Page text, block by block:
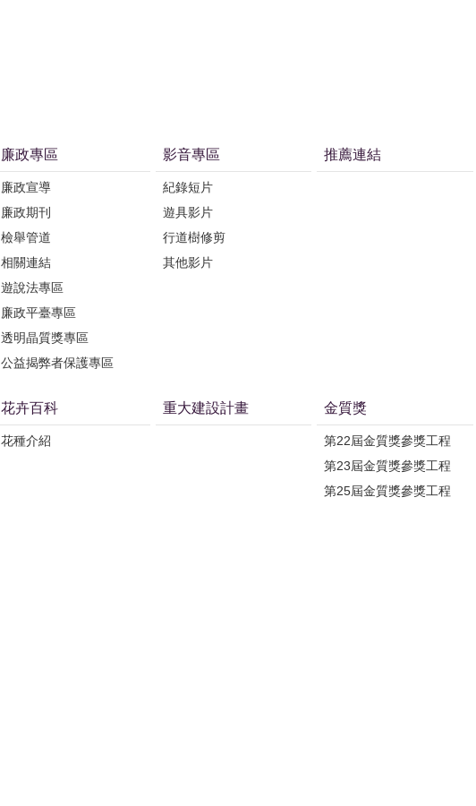
廉政專區
廉政宣導
廉政期刊
檢舉管道
相關連結
遊說法專區
廉政平臺專區
透明晶質獎專區
公益揭弊者保護專區
影音專區
紀錄短片
遊具影片
行道樹修剪
其他影片
推薦連結
花卉百科
花種介紹
重大建設計畫 金質獎
第22屆金質獎參獎工程
第23屆金質獎參獎工程
第25屆金質獎參獎工程